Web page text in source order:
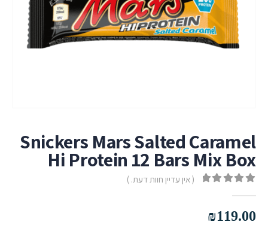
Snickers Mars Salted Caramel
Hi Protein 12 Bars Mix Box
( אין עדיין חוות דעת. )
₪119.00